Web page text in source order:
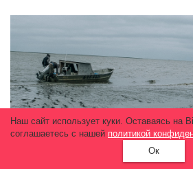
Наш сайт использует куки. Оставаясь на
соглашаетесь с нашей политикой
Ок